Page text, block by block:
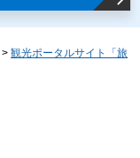
> 観光ポータルサイト「旅